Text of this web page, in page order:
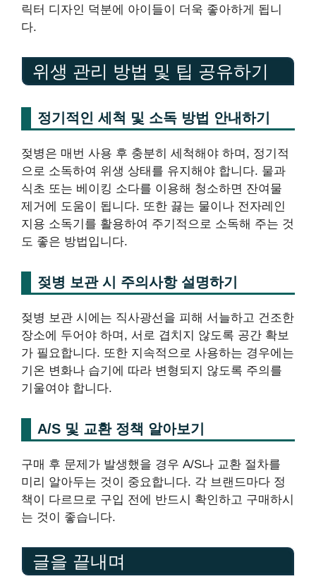
릭터 디자인 덕분에 아이들이 더욱 좋아하게 됩니
다.
위생 관리 방법 및 팁 공유하기
정기적인 세척 및 소독 방법 안내하기
젖병은 매번 사용 후 충분히 세척해야 하며, 정기적
으로 소독하여 위생 상태를 유지해야 합니다. 물과
식초 또는 베이킹 소다를 이용해 청소하면 잔여물
제거에 도움이 됩니다. 또한 끓는 물이나 전자레인
지용 소독기를 활용하여 주기적으로 소독해 주는 것
도 좋은 방법입니다.
젖병 보관 시 주의사항 설명하기
젖병 보관 시에는 직사광선을 피해 서늘하고 건조한
장소에 두어야 하며, 서로 겹치지 않도록 공간 확보
가 필요합니다. 또한 지속적으로 사용하는 경우에는
기온 변화나 습기에 따라 변형되지 않도록 주의를
기울여야 합니다.
A/S 및 교환 정책 알아보기
구매 후 문제가 발생했을 경우 A/S나 교환 절차를
미리 알아두는 것이 중요합니다. 각 브랜드마다 정
책이 다르므로 구입 전에 반드시 확인하고 구매하시
는 것이 좋습니다.
글을 끝내며